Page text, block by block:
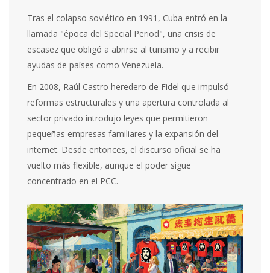
Tras el colapso soviético en 1991, Cuba entró en la
llamada "época del Special Period", una crisis de
escasez que obligó a abrirse al turismo y a recibir
ayudas de países como Venezuela.
En 2008, Raúl Castro heredero de Fidel que impulsó
reformas estructurales y una apertura controlada al
sector privado introdujo leyes que permitieron
pequeñas empresas familiares y la expansión del
internet. Desde entonces, el discurso oficial se ha
vuelto más flexible, aunque el poder sigue
concentrado en el PCC.